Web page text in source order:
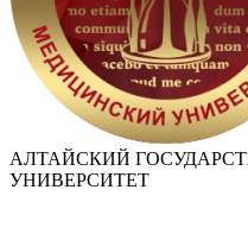
АЛТАЙСКИЙ
УНИВЕРСИТЕТ